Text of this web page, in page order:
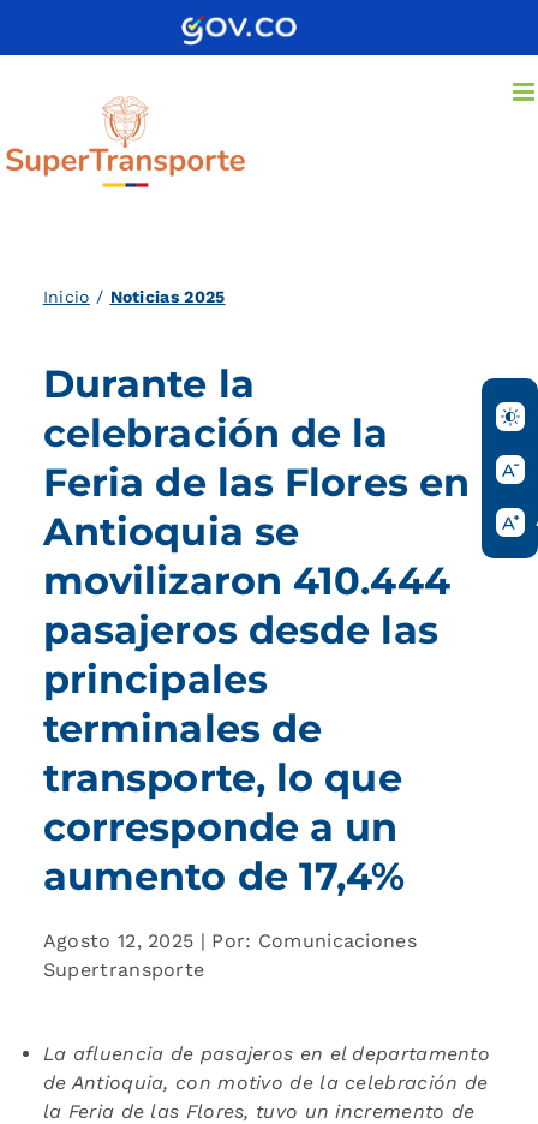
Inicio / Noticias 2025
Durante la
celebración de la
Feria de las Flores en
Antioquia se
movilizaron 410.444
pasajeros desde las
principales
terminales de
transporte, lo que
corresponde a un
aumento de 17,4%
Agosto 12, 2025 | Por: Comunicaciones
Supertransporte
La afluencia de pasajeros en el departamento
de Antioquia, con motivo de la celebración de
la Feria de las Flores, tuvo un incremento de